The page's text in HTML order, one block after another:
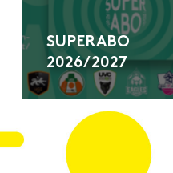
SUPERABO
2026/2027